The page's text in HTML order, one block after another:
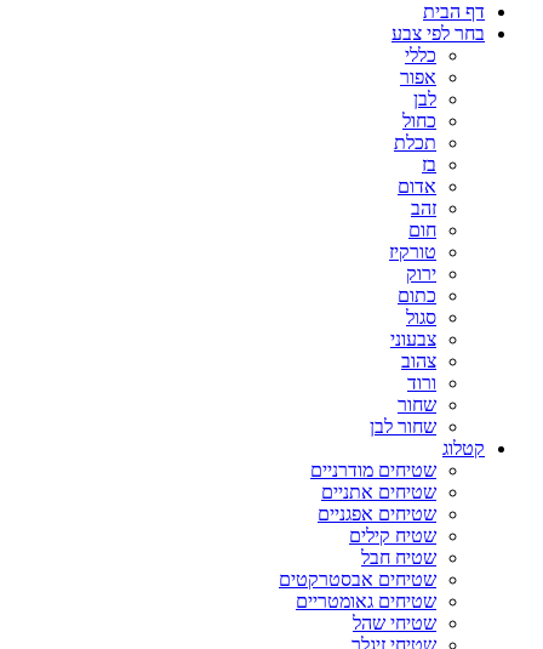
דף הבית
בחר לפי צבע
כללי
אפור
לבן
כחול
תכלת
בז
אדום
זהב
חום
טורקיז
ירוק
כתום
סגול
צבעוני
צהוב
ורוד
שחור
שחור לבן
קטלוג
שטיחים מודרניים
שטיחים אתניים
שטיחים אפגניים
שטיח קילים
שטיח חבל
שטיחים אבסטרקטים
שטיחים גאומטריים
שטיחי שהל